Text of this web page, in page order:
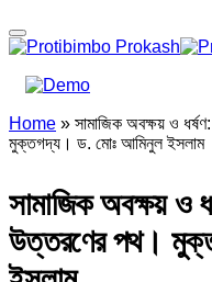
Home » সামাজিক অবক্ষয় ও
মুক্তগদ্য। ড. মোঃ আমিনুল ইসলাম
সামাজিক অবক্ষয় ও
উত্তরণের পথ।